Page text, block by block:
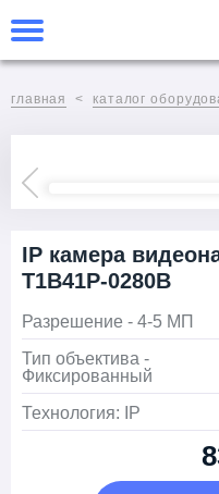
главная каталог
IP камера
T1B41P-0280B
Разрешение - 4-5 МП
Тип объектива -
Фиксированный
Технология: IP